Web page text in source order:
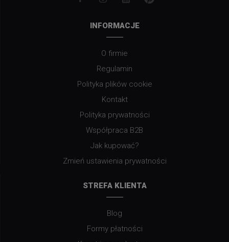
INFORMACJE
O firmie
Regulamin
Polityka plików cookie
Kontakt
Polityka prywatności
Współpraca B2B
Jak kupować?
Zmień ustawienia prywatności
STREFA KLIENTA
Blog
Formy płatności